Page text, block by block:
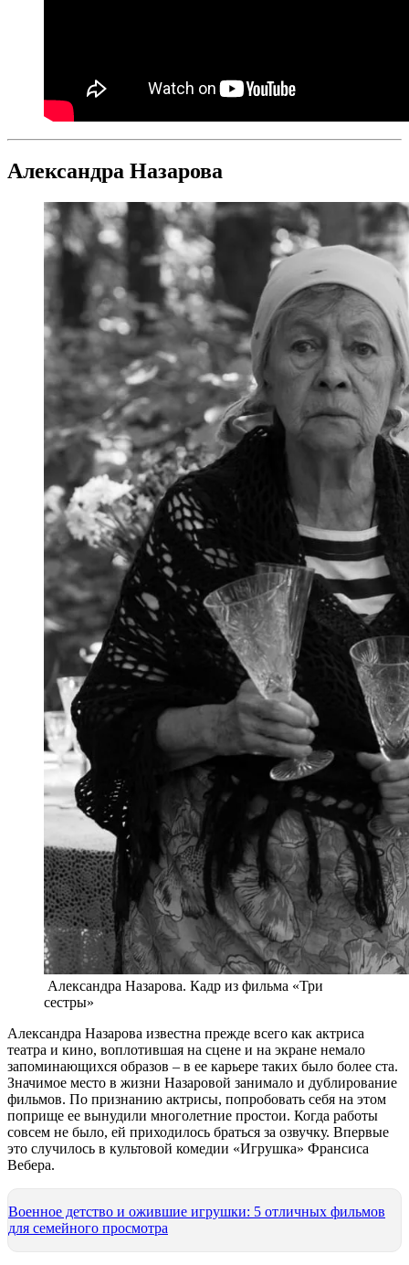
Александра Назарова
Александра Назарова. Кадр из фильма «Три
сестры»
Александра Назарова известна прежде всего как актриса
театра и кино, воплотившая на сцене и на экране немало
запоминающихся образов – в ее карьере таких было более ста.
Значимое место в жизни Назаровой занимало и дублирование
фильмов. По признанию актрисы, попробовать себя на этом
поприще ее вынудили многолетние простои. Когда работы
совсем не было, ей приходилось браться за озвучку. Впервые
это случилось в культовой комедии «Игрушка» Франсиса
Вебера.
Военное детство и ожившие игрушки: 5 отличных фильмов
для семейного просмотра